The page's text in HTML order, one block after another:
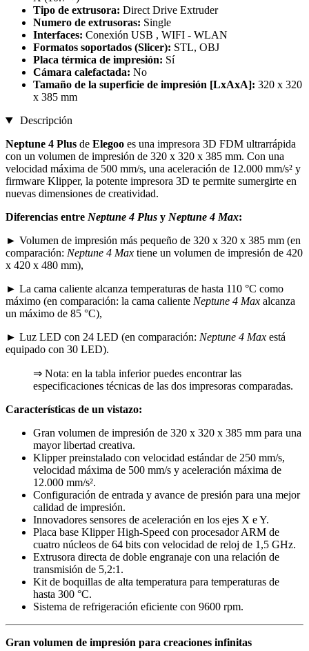
Tipo de extrusora: Direct Drive Extruder
Numero de extrusoras: Single
Interfaces: Conexión USB , WIFI - WLAN
Formatos soportados (Slicer): STL, OBJ
Placa térmica de impresión: Sí
Cámara calefactada: No
Tamaño de la superficie de impresión [LxAxA]: 320 x 320
x 385 mm
Descripción
Neptune 4 Plus de Elegoo es una impresora 3D FDM ultrarrápida
con un volumen de impresión de 320 x 320 x 385 mm. Con una
velocidad máxima de 500 mm/s, una aceleración de 12.000 mm/s² y
firmware Klipper, la potente impresora 3D te permite sumergirte en
nuevas dimensiones de creatividad.
Diferencias entre Neptune 4 Plus y Neptune 4 Max:
► Volumen de impresión más pequeño de 320 x 320 x 385 mm (en
comparación: Neptune 4 Max tiene un volumen de impresión de 420
x 420 x 480 mm),
► La cama caliente alcanza temperaturas de hasta 110 °C como
máximo (en comparación: la cama caliente Neptune 4 Max alcanza
un máximo de 85 °C),
► Luz LED con 24 LED (en comparación: Neptune 4 Max está
equipado con 30 LED).
⇒ Nota: en la tabla inferior puedes encontrar las
especificaciones técnicas de las dos impresoras comparadas.
Características de un vistazo:
Gran volumen de impresión de 320 x 320 x 385 mm para una
mayor libertad creativa.
Klipper preinstalado con velocidad estándar de 250 mm/s,
velocidad máxima de 500 mm/s y aceleración máxima de
12.000 mm/s².
Configuración de entrada y avance de presión para una mejor
calidad de impresión.
Innovadores sensores de aceleración en los ejes X e Y.
Placa base Klipper High-Speed ​​con procesador ARM de
cuatro núcleos de 64 bits con velocidad de reloj de 1,5 GHz.
Extrusora directa de doble engranaje con una relación de
transmisión de 5,2:1.
Kit de boquillas de alta temperatura para temperaturas de
hasta 300 °C.
Sistema de refrigeración eficiente con 9600 rpm.
Gran volumen de impresión para creaciones infinitas